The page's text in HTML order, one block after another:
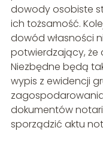
dowody osobiste
ich tożsamość.
dowód własności
potwierdzający, że
Niezbędne będą
wypis z ewidencji
dokumentów
sporządzić aktu